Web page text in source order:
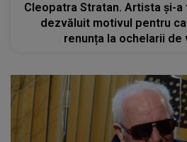
Cleopatra Stratan. Artista și-a
dezvăluit motivul pentru
renunța la ochelarii de